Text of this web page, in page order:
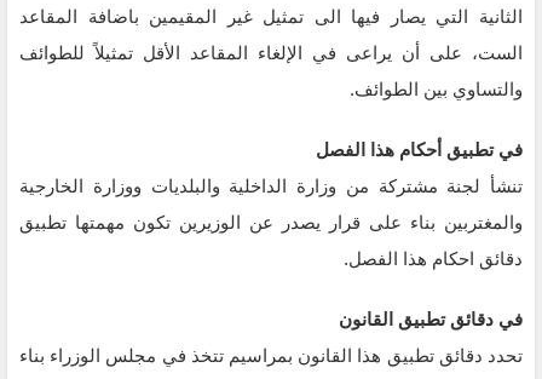
الثانية التي يصار فيها الى تمثيل غير المقيمين باضافة المقاعد
الست، على أن يراعى في الإلغاء المقاعد الأقل تمثيلاً للطوائف
والتساوي بين الطوائف.
في تطبيق أحكام هذا الفصل
تنشأ لجنة مشتركة من وزارة الداخلية والبلديات ووزارة الخارجية
والمغتربين بناء على قرار يصدر عن الوزيرين تكون مهمتها تطبيق
دقائق احكام هذا الفصل.
في دقائق تطبيق القانون
تحدد دقائق تطبيق هذا القانون بمراسيم تتخذ في مجلس الوزراء بناء